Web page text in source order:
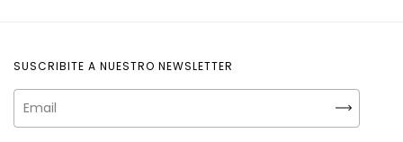
SUSCRIBITE A NUESTRO NEWSLETTER